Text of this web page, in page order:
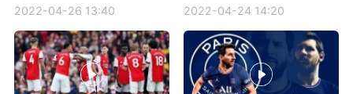
2022-04-26 13:40 2022-04-24 14:20